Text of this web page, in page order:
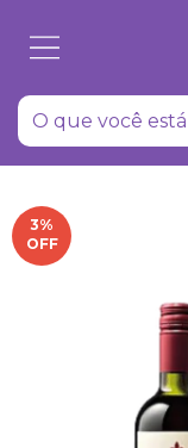
3%
OFF